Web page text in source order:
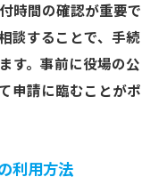
時間の確認が重要で
談することで、手続
す。事前に役場の公
申請に臨むことがポ
利用方法